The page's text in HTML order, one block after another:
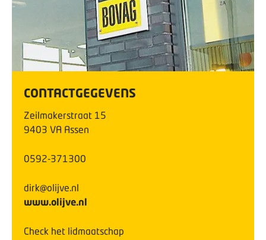
CONTACTGEGEVENS
Zeilmakerstraat 15
9403 VA Assen
0592-371300
dirk@olijve.nl
www.olijve.nl
Check het lidmaatschap